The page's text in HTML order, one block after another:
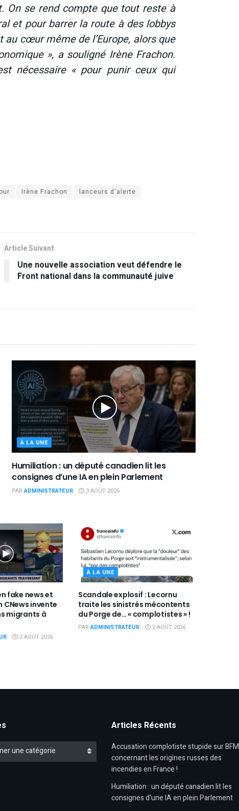
On se rend compte que tout reste à
et pour barrer la route à des lobbys
cœur même de l’Europe, alors que
», a souligné Irène Frachon.
nécessaire « pour punir ceux qui
Irène Frachon
lanceurs d'alerte
Article Suivant
Une nouvelle association veut défendre le
Front national dans la communauté juive
À LA UNE
Humiliation : un député canadien lit les
consignes d’une IA en plein Parlement
PAR ADMINISTRATEUR 3 AOÛT 2026
fake news et
invente
migrants à
2 AOÛT 2026
À LA UNE
Scandale explosif : Lecornu
traite les sinistrés mécontents
du Porge de… « complotistes » !
PAR ADMINISTRATEUR 2 AOÛT 2026
une catégorie
Articles Récents
Accusation complotiste stupide sur BFM
concernant les origines russes des
incendies en France !
Humiliation : un député canadien lit les
consignes d’une IA en plein Parlement